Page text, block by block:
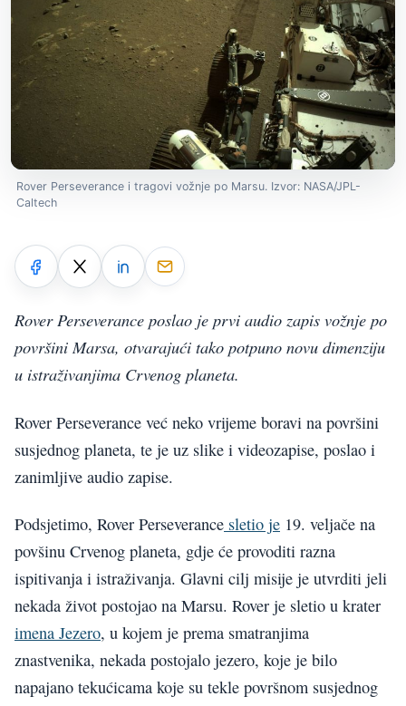
Rover Perseverance i tragovi vožnje po Marsu. Izvor: NASA/JPL-
Caltech
Rover Perseverance poslao je prvi audio zapis vožnje po
površini Marsa, otvarajući tako potpuno novu dimenziju
u istraživanjima Crvenog planeta.
Rover Perseverance već neko vrijeme boravi na površini
susjednog planeta, te je uz slike i videozapise, poslao i
zanimljive audio zapise.
Podsjetimo, Rover Perseverance sletio je 19. veljače na
povšinu Crvenog planeta, gdje će provoditi razna
ispitivanja i istraživanja. Glavni cilj misije je utvrditi jeli
nekada život postojao na Marsu. Rover je sletio u krater
imena Jezero, u kojem je prema smatranjima
znastvenika, nekada postojalo jezero, koje je bilo
napajano tekućicama koje su tekle površnom susjednog